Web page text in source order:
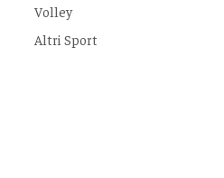
Volley
Altri Sport